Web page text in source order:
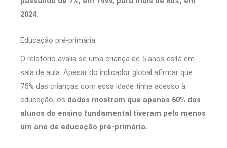
2024.
Educação pré-primária
O relatório avalia se uma criança de 5 anos está em
sala de aula. Apesar do indicador global afirmar que
75% das crianças com essa idade tinha acesso à
educação, os dados mostram que apenas 60% dos
alunos do ensino fundamental tiveram pelo menos
um ano de educação pré-primária.